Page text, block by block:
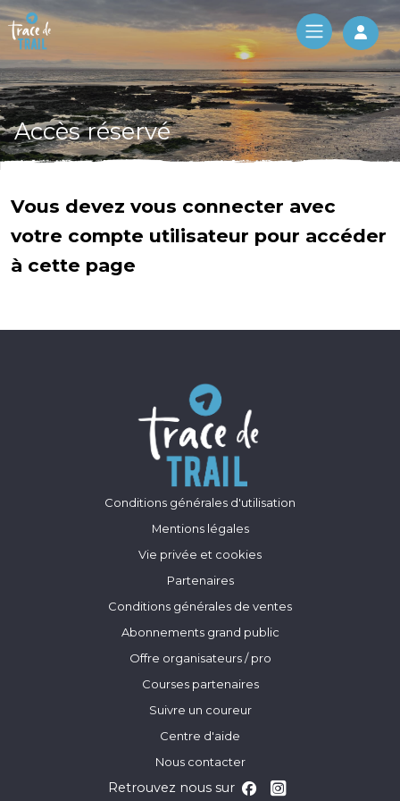
Log
Accès réservé
Vous devez vous connecter avec
votre compte utilisateur pour accéder
à cette page
Conditions générales d'utilisation
Mentions légales
Vie privée et cookies
Partenaires
Conditions générales de ventes
Abonnements grand public
Offre organisateurs / pro
Courses partenaires
Suivre un coureur
Centre d'aide
Nous contacter
Retrouvez nous sur